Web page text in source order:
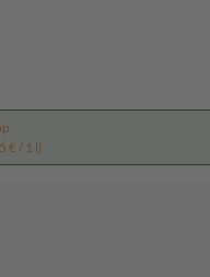
€ / 1 l)